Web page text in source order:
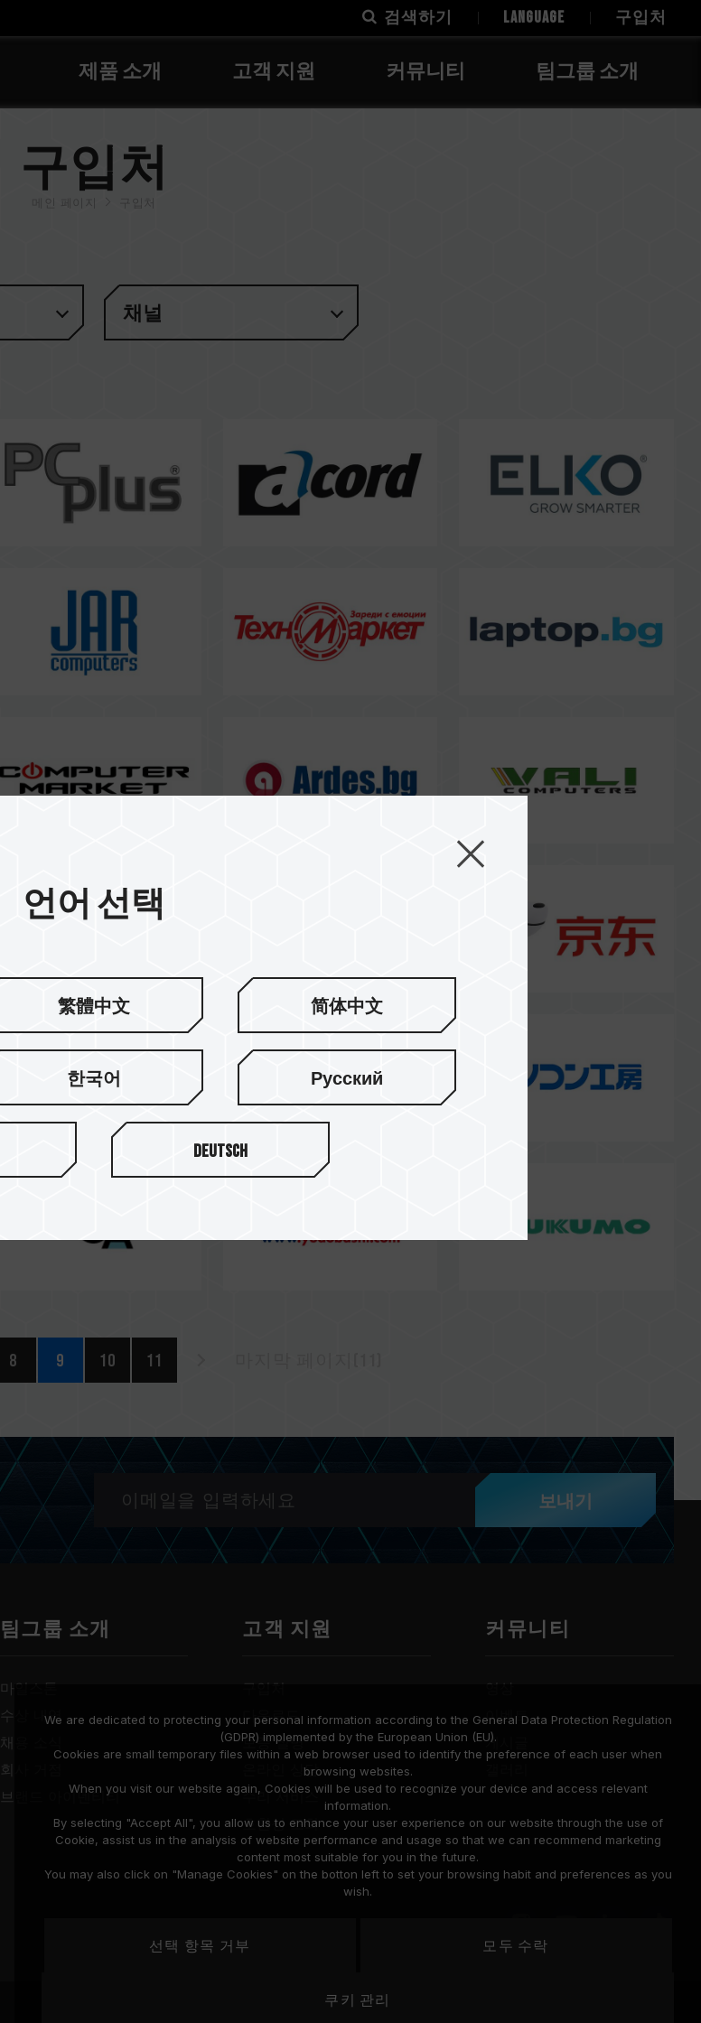
검색하기 LANGUAGE 구입처
제품 소개 고객 지원 커뮤니티 팀그룹 소개
구입처
채널
8 9 10 11
보내기
팀그룹 소개
마일스톤
수상 내역
채용 소식
회사 거점
브랜드 아이덴티티
고객 지원
구입처
다운로드
보증 설명
온라인 상담
수리 서비스
호환성 조회
커뮤니티
영상
이벤트
게시글
Cookie Policy
언어 선택
繁體中文 简体中文
한국어 Русский
Deutsch
We are dedicated to protecting your personal information according to the General Data Protection Regulation
(GDPR) implemented by the European Union (EU).
Cookies are small temporary files within a web browser used to identify the preference of each user when
browsing websites.
When you visit our website again, Cookies will be used to recognize your device and access relevant
information.
By selecting "Accept All", you allow us to enhance your user experience on our website through the use of
Cookie, assist us in the analysis of website performance and usage so that we can recommend marketing
content most suitable for you in the future.
You may also click on "Manage Cookies" on the botton left to set your browsing habit and preferences as you
wish.
선택 항목 거부 모두 수락
쿠키 관리